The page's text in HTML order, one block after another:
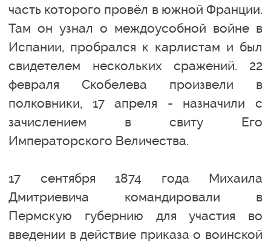
часть которого провёл в южной Франции.
Там он узнал о междоусобной войне в
Испании, пробрался к карлистам и был
свидетелем нескольких сражений. 22
февраля Скобелева произвели в
полковники, 17 апреля - назначили с
зачислением в свиту Его
Императорского Величества.
17 сентября 1874 года Михаила
Дмитриевича командировали в
Пермскую губернию для участия во
введении в действие приказа о воинской